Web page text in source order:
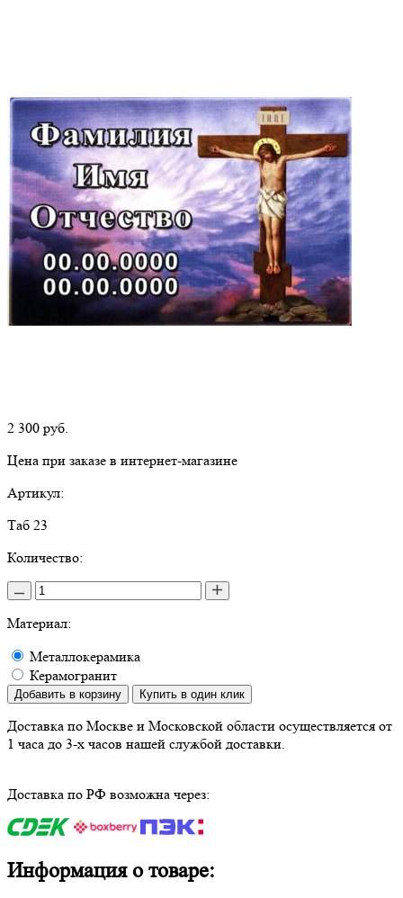
2 300 руб.
Цена при заказе в интернет-магазине
Артикул:
Таб 23
Количество:
Материал:
Металлокерамика
Керамогранит
Добавить в корзину Купить в один клик
Доставка по Москве и Московской области осуществляется от
1 часа до 3-х часов нашей службой доставки.
Доставка по РФ возможна через:
Информация о товаре: